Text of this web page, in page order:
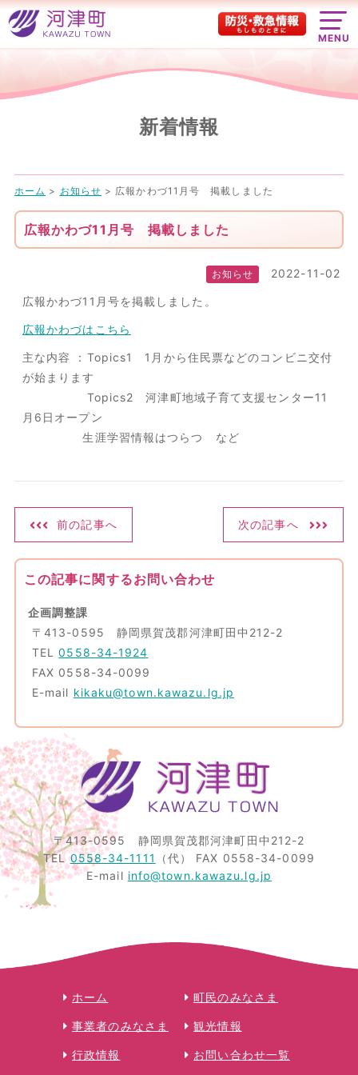
MENU
新着情報
ホーム > お知らせ > 広報かわづ11月号 掲載しました
広報かわづ11月号 掲載しました
お知らせ 2022-11-02
広報かわづ11月号を掲載しました。
広報かわづはこちら
主な内容 ：Topics1 1月から住民票などのコンビニ交付
が始まります
Topics2 河津町地域子育て支援センター11
月6日オープン
生涯学習情報はつらつ など
前の記事へ 次の記事へ
この記事に関するお問い合わせ
企画調整課
〒413-0595 静岡県賀茂郡河津町田中212-2
TEL0558-34-1924
FAX 0558-34-0099
E-mail kikaku@town.kawazu.lg.jp
〒413-0595 静岡県賀茂郡河津町田中212-2
TEL0558-34-1111 （代） FAX 0558-34-0099
E-mail info@town.kawazu.lg.jp
ホーム 町民のみなさま
事業者のみなさま 観光情報
行政情報 お問い合わせ一覧